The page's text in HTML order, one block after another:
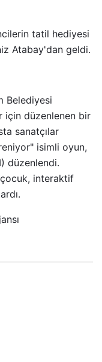
tatil hediyesi
Atabay'dan geldi.
Belediyesi
için düzenlenen bir
sanatçılar
isimli oyun,
düzenlendi.
interaktif